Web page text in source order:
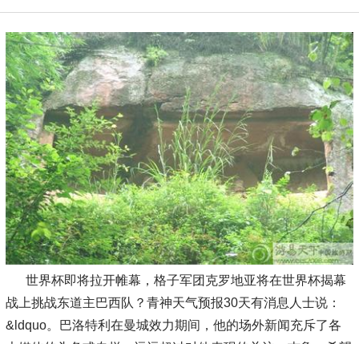
世界杯即将拉开帷幕，格子军团克罗地亚将在世界杯揭幕
战上挑战东道主巴西队？青神天气预报30天有消息人士说：
&ldquo。巴洛特利在曼城效力期间，他的场外新闻充斥了各